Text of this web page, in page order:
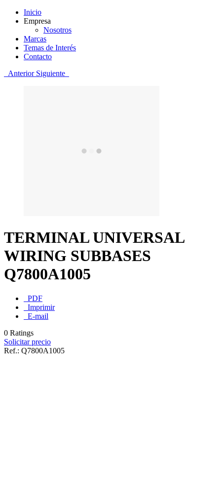
Inicio
Empresa
Nosotros
Marcas
Temas de Interés
Contacto
Anterior Siguiente
TERMINAL UNIVERSAL
WIRING SUBBASES
Q7800A1005
PDF
Imprimir
E-mail
0 Ratings
Solicitar precio
Ref.: Q7800A1005